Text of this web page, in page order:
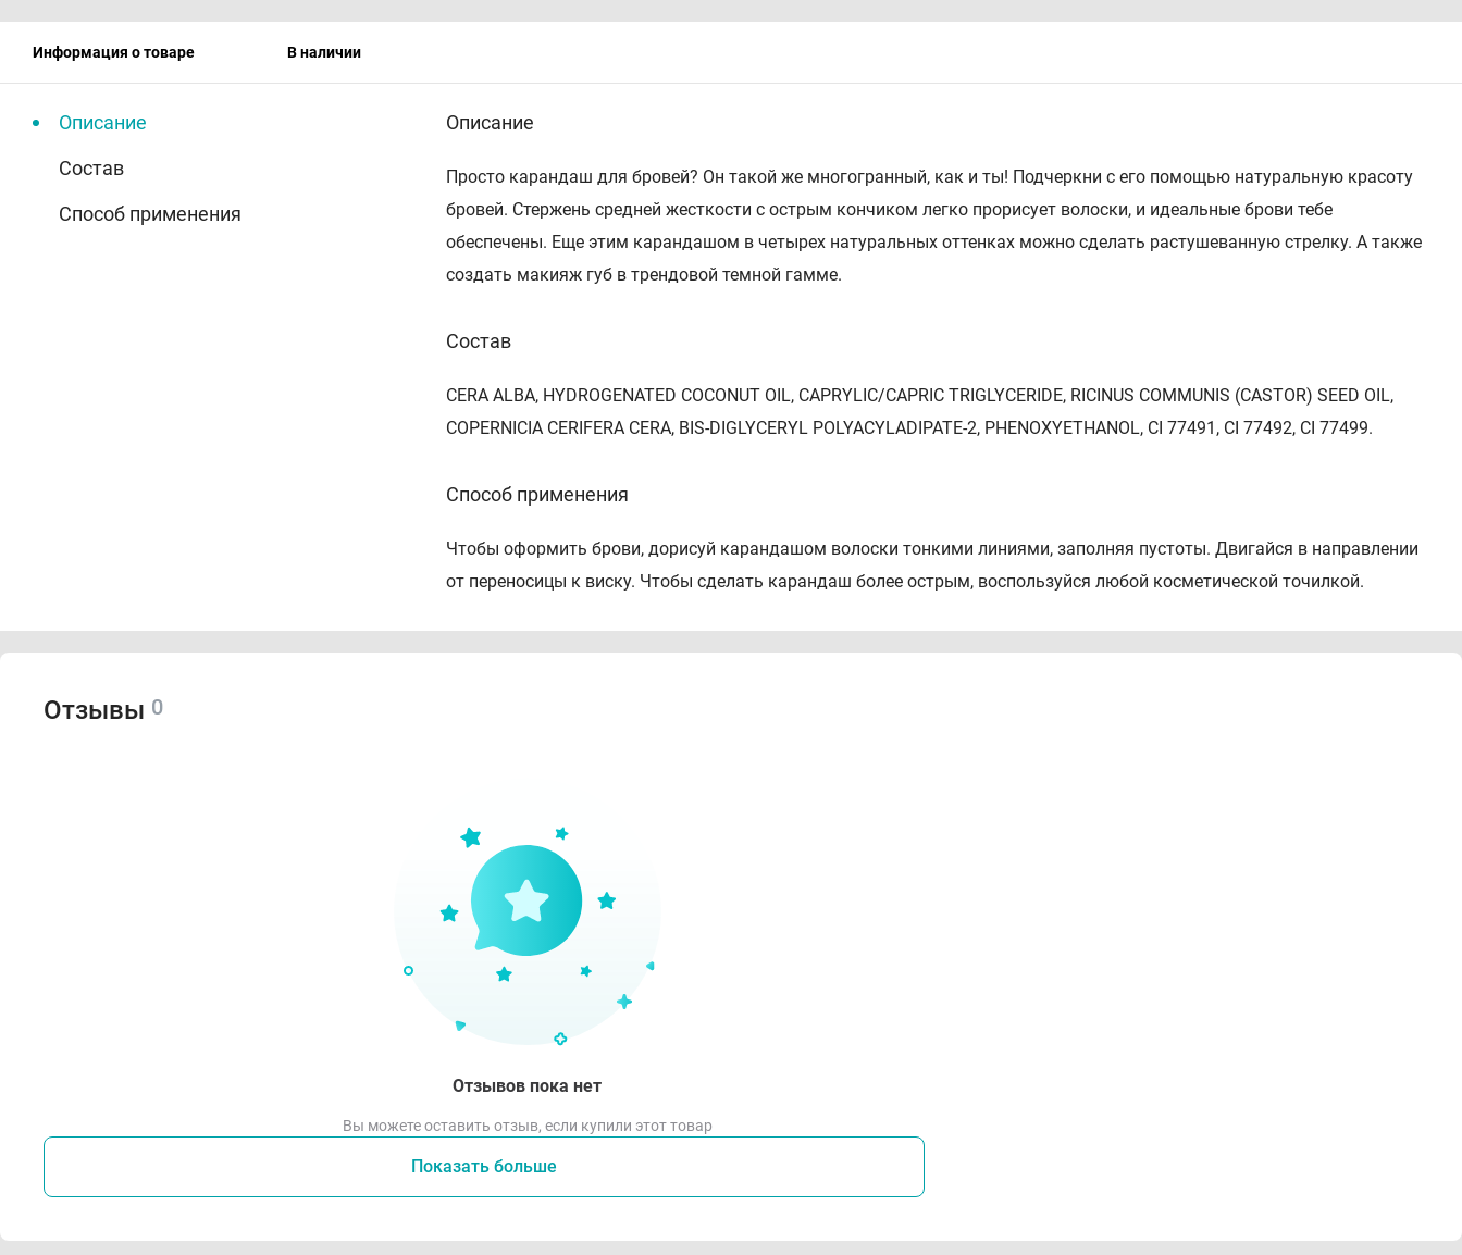
Информация о товаре В наличии
Описание
Состав
Способ применения
Описание
Просто карандаш для бровей? Он такой же многогранный, как и ты! Подчеркни с его помощью натуральную красоту
бровей. Стержень средней жесткости с острым кончиком легко прорисует волоски, и идеальные брови тебе
обеспечены. Еще этим карандашом в четырех натуральных оттенках можно сделать растушеванную стрелку. А также
создать макияж губ в трендовой темной гамме.
Состав
CERA ALBA, HYDROGENATED COCONUT OIL, CAPRYLIC/CAPRIC TRIGLYCERIDE, RICINUS COMMUNIS (CASTOR) SEED OIL,
COPERNICIA CERIFERA CERA, BIS-DIGLYCERYL POLYACYLADIPATE-2, PHENOXYETHANOL, CI 77491, CI 77492, CI 77499.
Способ применения
Чтобы оформить брови, дорисуй карандашом волоски тонкими линиями, заполняя пустоты. Двигайся в направлении
от переносицы к виску. Чтобы сделать карандаш более острым, воспользуйся любой косметической точилкой.
Отзывы 0
Отзывов пока нет
Вы можете оставить отзыв, если купили этот товар
Показать больше